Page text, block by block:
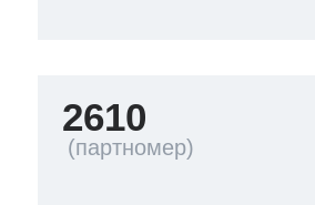
2610